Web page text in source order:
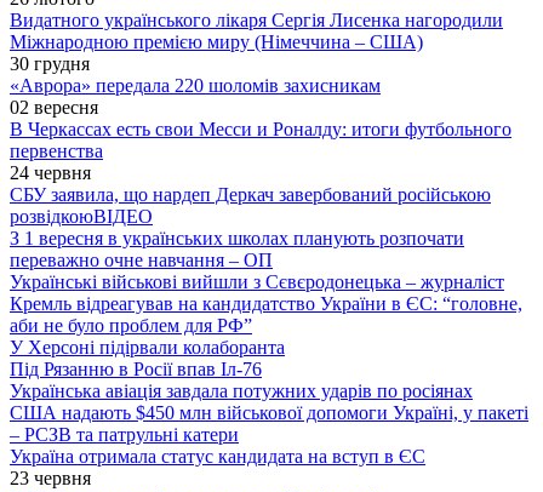
Видатного українського лікаря Сергія Лисенка нагородили
Міжнародною премією миру (Німеччина – США)
30 грудня
«Аврора» передала 220 шоломів захисникам
02 вересня
В Черкассах есть свои Месси и Роналду: итоги футбольного
первенства
24 червня
СБУ заявила, що нардеп Деркач завербований російською
розвідкоюВІДЕО
З 1 вересня в українських школах планують розпочати
переважно очне навчання – ОП
Українські військові вийшли з Сєвєродонецька – журналіст
Кремль відреагував на кандидатство України в ЄС: “головне,
аби не було проблем для РФ”
У Херсоні підірвали колаборанта
Під Рязанню в Росії впав Іл-76
Українська авіація завдала потужних ударів по росіянах
США надають $450 млн військової допомоги Україні, у пакеті
– РСЗВ та патрульні катери
Україна отримала статус кандидата на вступ в ЄС
23 червня